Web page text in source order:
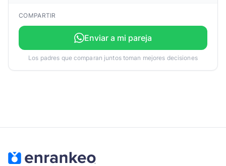
COMPARTIR
Enviar a mi pareja
Los padres que comparan juntos toman mejores decisiones